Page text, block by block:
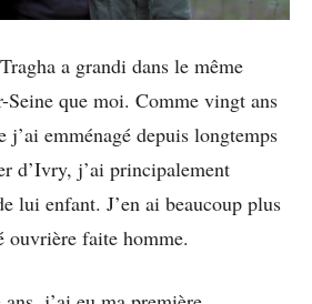
a grandi dans le même
que moi. Comme vingt ans
j’ai emménagé depuis longtemps
d’Ivry, j’ai principalement
lui enfant. J’en ai beaucoup plus
ouvrière faite homme.